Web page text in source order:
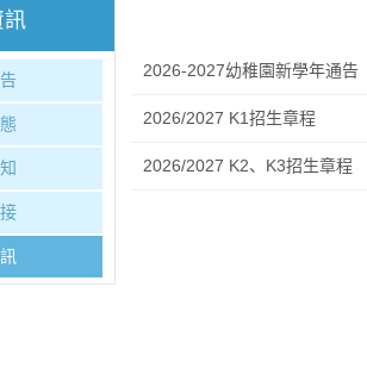
訊
2026-2027幼稚園新學年通告
2026/2027 K1招生章程
2026/2027 K2、K3招生章程